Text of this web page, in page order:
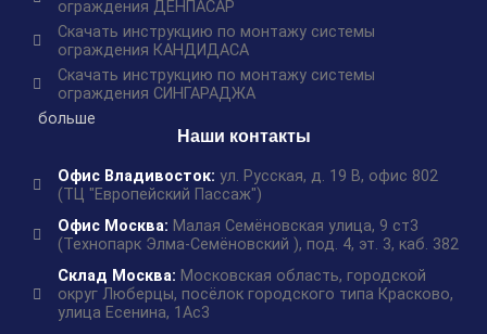
Наши контакты
Офис Владивосток: ул. Русская, д. 19 В, офис 802
(ТЦ "Европейский Пассаж")
Офис Москва: Малая Семёновская улица, 9 ст3
(Технопарк Элма-Семёновский ), под. 4, эт. 3, каб. 382
Склад Москва: Московская область, городской
округ Люберцы, посёлок городского типа Красково,
улица Есенина, 1Ас3
ограждения ДЕНПАСАР
Скачать инструкцию по монтажу системы
ограждения КАНДИДАСА
Скачать инструкцию по монтажу системы
ограждения СИНГАРАДЖА
больше